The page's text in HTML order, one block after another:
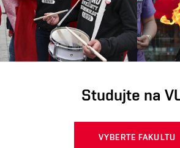
Studujte na
VYBERTE FAKULTU